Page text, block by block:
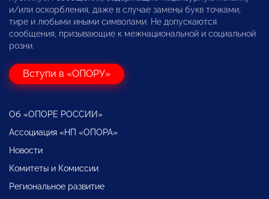
и/или оскорбления, даже в случае замены букв точками,
тире и любыми иными символами. Не допускаются
сообщения, призывающие к межнациональной и социальной
розни.
Вступи в «ОПОРУ»
Об «ОПОРЕ РОССИИ»
Ассоциация «НП «ОПОРА»
Новости
Комитеты и Комиссии
Региональное развитие